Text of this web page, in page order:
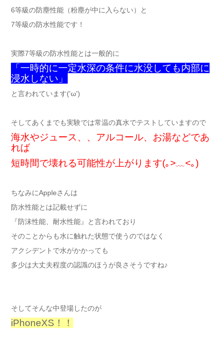
6等級の防塵性能（粉塵が中に入らない）と
7等級の防水性能です！
実際7等級の防水性能とは一般的に
「一時的に一定水深の条件に水没しても内部に
浸水しない」
と言われています('ω')
そしてあくまでも実験では常温の真水でテストしていますので
海水やジュース、、アルコール、お湯などであ
れば
短時間で壊れる可能性が上がります(｡>﹏<｡)
ちなみにAppleさんは
防水性能とは記載せずに
『防沫性能、耐水性能』と言われており
そのことからも水に触れた状態で使うのではなく
アクシデントで水がかかっても
多少は大丈夫程度の認識のほうが良さそうですね♪
そしてそんな中登場したのが
iPhoneXS！！